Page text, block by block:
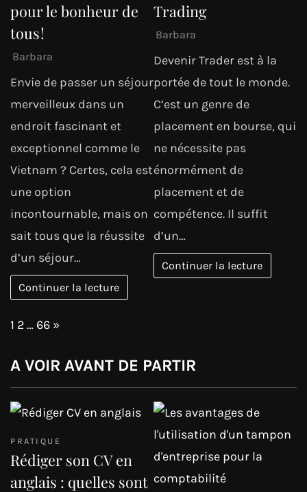
pour le bonheur de
tous !
Barbara
Envie de passer un séjour
merveilleux dans un
endroit fascinant et
exceptionnel comme le
Vietnam ? Certes, cela est
une option
incontournable, mais on
sait tous que la réussite
d’un séjour…
Continuer la lecture
Trading
Barbara
Devenir Trader est à la
portée de tout le monde.
C’est un genre de
placement en bourse, qui
ne nécessite pas
énormément de
placement et de
compétence. Il suffit
d’un…
Continuer la lecture
Page:
1 2… 66 Next
»
A VOIR AVANT DE PARTIR
PRATIQUE
Rédiger son CV en
anglais : quelles sont